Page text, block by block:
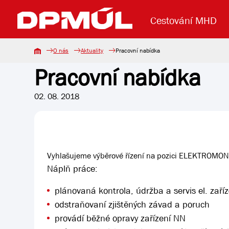
Cestování MHD
Uzavření mostu Dr. E. Beneše Koupit
Lanová dráha Reklama
Základní údaje Aktuality
O nás Aktuality Pracovní nabídka
Pracovní nabídka
02. 08. 2018
Vyhlašujeme výběrové řízení na pozici
Náplň práce:
plánovaná kontrola, údržba a servis el.
odstraňovaní zjištěných závad a poruch
provádí běžné opravy zařízení NN